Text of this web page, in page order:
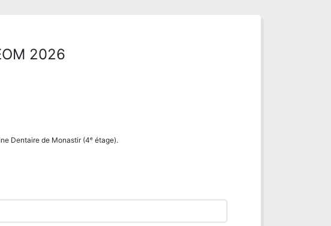
2026
Dentaire de Monastir (4ᵉ étage).